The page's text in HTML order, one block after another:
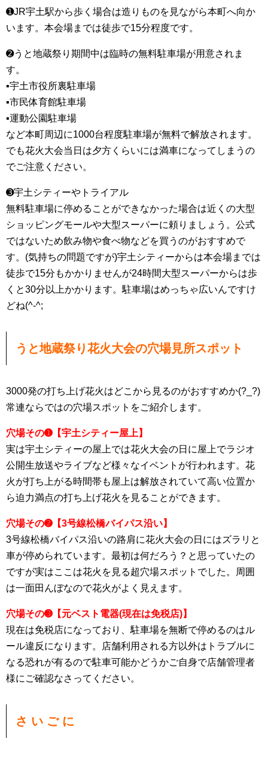
➊JR宇土駅から歩く場合は造りものを見ながら本町へ向か
います。本会場までは徒歩で15分程度です。
➋うと地蔵祭り期間中は臨時の無料駐車場が用意されま
す。
▪宇土市役所裏駐車場
▪市民体育館駐車場
▪運動公園駐車場
など本町周辺に1000台程度駐車場が無料で解放されます。
でも花火大会当日は夕方くらいには満車になってしまうの
でご注意ください。
➌宇土シティーやトライアル
無料駐車場に停めることができなかった場合は近くの大型
ショッピングモールや大型スーパーに頼りましょう。公式
ではないため飲み物や食べ物などを買うのがおすすめで
す。(気持ちの問題ですが)宇土シティーからは本会場までは
徒歩で15分もかかりませんが24時間大型スーパーからは歩
くと30分以上かかります。駐車場はめっちゃ広いんですけ
どね(^-^;
うと地蔵祭り花火大会の穴場見所スポット
3000発の打ち上げ花火はどこから見るのがおすすめか(?_?)
常連ならではの穴場スポットをご紹介します。
穴場その➊【宇土シティー屋上】
実は宇土シティーの屋上では花火大会の日に屋上でラジオ
公開生放送やライブなど様々なイベントが行われます。花
火が打ち上がる時間帯も屋上は解放されていて高い位置か
ら迫力満点の打ち上げ花火を見ることができます。
穴場その➋【3号線松橋バイパス沿い】
3号線松橋バイパス沿いの路肩に花火大会の日にはズラリと
車が停められています。最初は何だろう？と思っていたの
ですが実はここは花火を見る超穴場スポットでした。周囲
は一面田んぼなので花火がよく見えます。
穴場その➌【元ベスト電器(現在は免税店)】
現在は免税店になっており、駐車場を無断で停めるのはル
ール違反になります。店舗利用される方以外はトラブルに
なる恐れが有るので駐車可能かどうかご自身で店舗管理者
様にご確認なさってください。
さ い ご に